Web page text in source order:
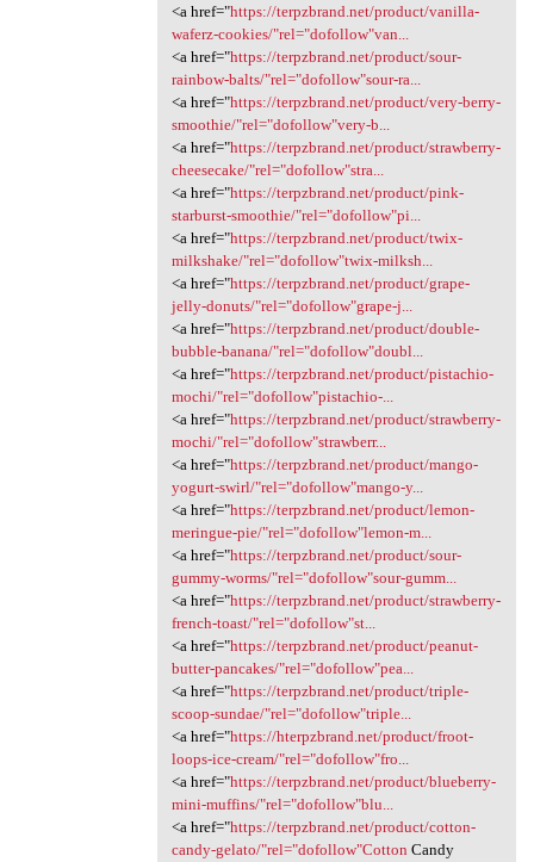
<a href="https://terpzbrand.net/product/vanilla-
waferz-cookies/"rel="dofollow"van...
<a href="https://terpzbrand.net/product/sour-
rainbow-balts/"rel="dofollow"sour-ra...
<a href="https://terpzbrand.net/product/very-berry-
smoothie/"rel="dofollow"very-b...
<a href="https://terpzbrand.net/product/strawberry-
cheesecake/"rel="dofollow"stra...
<a href="https://terpzbrand.net/product/pink-
starburst-smoothie/"rel="dofollow"pi...
<a href="https://terpzbrand.net/product/twix-
milkshake/"rel="dofollow"twix-milksh...
<a href="https://terpzbrand.net/product/grape-
jelly-donuts/"rel="dofollow"grape-j...
<a href="https://terpzbrand.net/product/double-
bubble-banana/"rel="dofollow"doubl...
<a href="https://terpzbrand.net/product/pistachio-
mochi/"rel="dofollow"pistachio-...
<a href="https://terpzbrand.net/product/strawberry-
mochi/"rel="dofollow"strawberr...
<a href="https://terpzbrand.net/product/mango-
yogurt-swirl/"rel="dofollow"mango-y...
<a href="https://terpzbrand.net/product/lemon-
meringue-pie/"rel="dofollow"lemon-m...
<a href="https://terpzbrand.net/product/sour-
gummy-worms/"rel="dofollow"sour-gumm...
<a href="https://terpzbrand.net/product/strawberry-
french-toast/"rel="dofollow"st...
<a href="https://terpzbrand.net/product/peanut-
butter-pancakes/"rel="dofollow"pea...
<a href="https://terpzbrand.net/product/triple-
scoop-sundae/"rel="dofollow"triple...
<a href="https://hterpzbrand.net/product/froot-
loops-ice-cream/"rel="dofollow"fro...
<a href="https://terpzbrand.net/product/blueberry-
mini-muffins/"rel="dofollow"blu...
<a href="https://terpzbrand.net/product/cotton-
candy-gelato/"rel="dofollow"Cotton Candy